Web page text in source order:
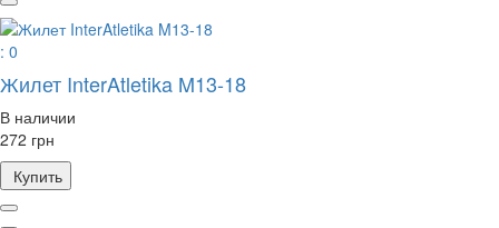
: 0
Жилет InterAtletika M13-18
В наличии
272 грн
Купить